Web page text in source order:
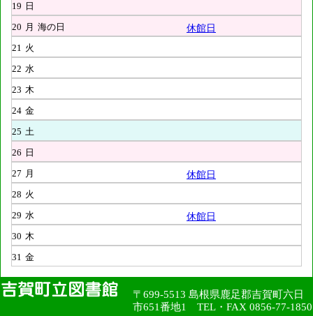
19 日
20 月 海の日 休館日
21 火
22 水
23 木
24 金
25 土
26 日
27 月 休館日
28 火
29 水 休館日
30 木
31 金
〒699-5513 島根県鹿足郡吉賀町六日
市651番地1 TEL・FAX 0856-77-1850